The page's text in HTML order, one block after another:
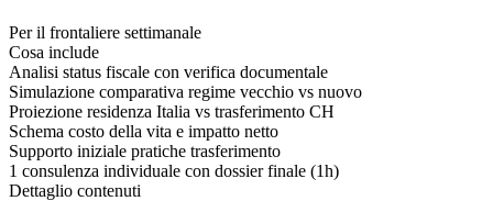
Per il frontaliere settimanale
Cosa include
Analisi status fiscale con verifica documentale
Simulazione comparativa regime vecchio vs nuovo
Proiezione residenza Italia vs trasferimento CH
Schema costo della vita e impatto netto
Supporto iniziale pratiche trasferimento
1 consulenza individuale con dossier finale (1h)
Dettaglio contenuti